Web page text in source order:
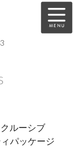
特別作業
ルーシブ
パッケージ